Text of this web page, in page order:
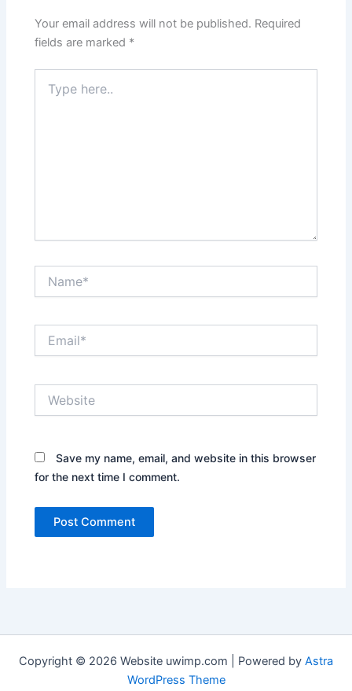
Your email address will not be published. Required
fields are marked *
here..
Save my name, email, and website in this browser
for the next time I comment.
Copyright © 2026 Website uwimp.com | Powered by Astra
WordPress Theme